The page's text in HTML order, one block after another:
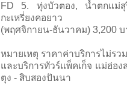
FD 5. ทุ่งบัวตอง, น้ำตกแม่
กะเหรี่ยงคอยาว
(พฤศจิกายน-ธันวาคม) 3,200
หมายเหตุ ราคาค่าบริการไม่รว
และบริการทัวร์แพ็คเก็จ แม่ฮ่อง
ตุง - สิบสองปันนา